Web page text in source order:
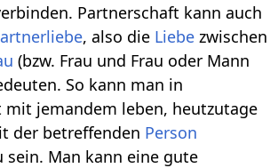
Partnerschaft kann auch
, also die Liebe zwischen
(bzw. Frau und Frau oder Mann
So kann man in
mit jemandem leben, heutzutage
der betreffenden Person
sein. Man kann eine gute